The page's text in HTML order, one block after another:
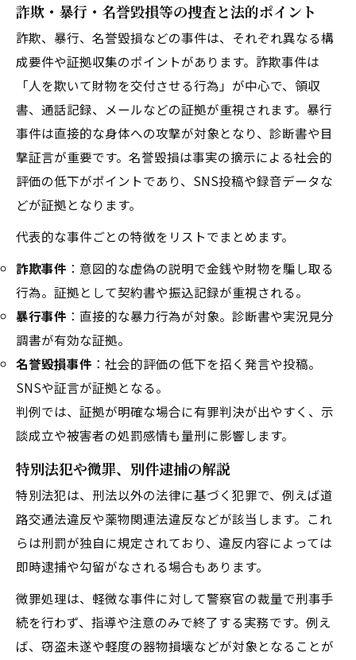
詐欺・暴行・名誉毀損等の捜査と法的ポイント
詐欺、暴行、名誉毀損などの事件は、それぞれ異なる構
成要件や証拠収集のポイントがあります。詐欺事件は
「人を欺いて財物を交付させる行為」が中心で、領収
書、通話記録、メールなどの証拠が重視されます。暴行
事件は直接的な身体への攻撃が対象となり、診断書や目
撃証言が重要です。名誉毀損は事実の摘示による社会的
評価の低下がポイントであり、SNS投稿や録音データな
どが証拠となります。
代表的な事件ごとの特徴をリストでまとめます。
詐欺事件 ：意図的な虚偽の説明で金銭や財物を騙し取る
行為。証拠として契約書や振込記録が重視される。
暴行事件 ：直接的な暴力行為が対象。診断書や実況見分
調書が有効な証拠。
名誉毀損事件 ：社会的評価の低下を招く発言や投稿。
SNSや証言が証拠となる。
判例では、証拠が明確な場合に有罪判決が出やすく、示
談成立や被害者の処罰感情も量刑に影響します。
特別法犯や微罪、別件逮捕の解説
特別法犯は、刑法以外の法律に基づく犯罪で、例えば道
路交通法違反や薬物関連法違反などが該当します。これ
らは刑罰が独自に規定されており、違反内容によっては
即時逮捕や勾留がなされる場合もあります。
微罪処理は、軽微な事件に対して警察官の裁量で刑事手
続を行わず、指導や注意のみで終了する実務です。例え
ば、窃盗未遂や軽度の器物損壊などが対象となることが